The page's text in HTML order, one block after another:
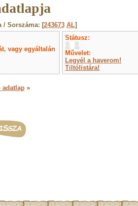
/ Sorszáma: [243673 AL]
vagy egyáltalán
Státusz:
Művelet:
Legyél a haverom!
Tiltólistára!
adatlap»